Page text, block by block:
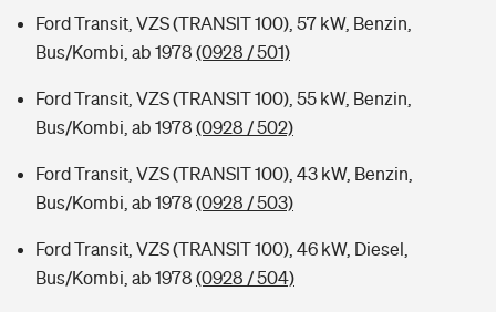
Ford Transit, VZS (TRANSIT 100), 57 kW, Benzin,
Bus/Kombi, ab 1978 (0928 / 501)
Ford Transit, VZS (TRANSIT 100), 55 kW, Benzin,
Bus/Kombi, ab 1978 (0928 / 502)
Ford Transit, VZS (TRANSIT 100), 43 kW, Benzin,
Bus/Kombi, ab 1978 (0928 / 503)
Ford Transit, VZS (TRANSIT 100), 46 kW, Diesel,
Bus/Kombi, ab 1978 (0928 / 504)